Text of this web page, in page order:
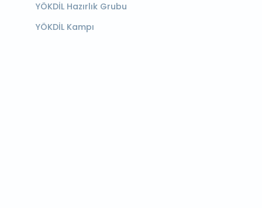
YÖKDİL Hazırlık Grubu
YÖKDİL Kampı